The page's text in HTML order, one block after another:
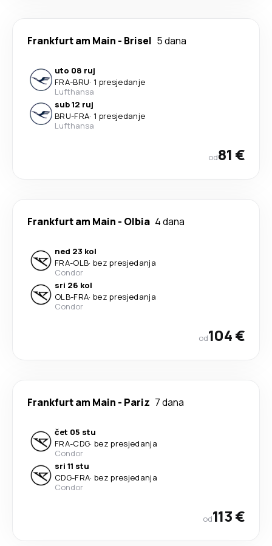
Frankfurt am Main - Brisel 5 dana
uto 08 ruj
FRA-BRU· 1 presjedanje
Lufthansa
sub 12 ruj
BRU-FRA· 1 presjedanje
Lufthansa
od81 €
Frankfurt am Main - Olbia 4 dana
ned 23 kol
FRA-OLB· bez presjedanja
Condor
sri 26 kol
OLB-FRA· bez presjedanja
Condor
od104 €
Frankfurt am Main - Pariz 7 dana
čet 05 stu
FRA-CDG· bez presjedanja
Condor
sri 11 stu
CDG-FRA· bez presjedanja
Condor
od113 €